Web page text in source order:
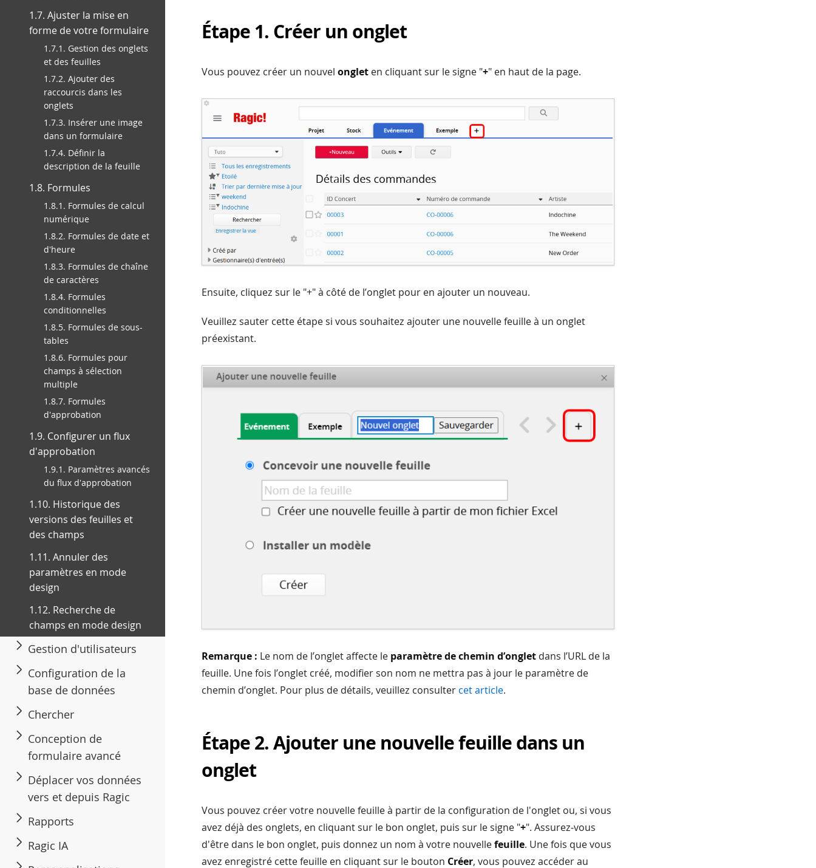
1.7. Ajuster la mise en
forme de votre formulaire
1.7.1. Gestion des onglets
et des feuilles
1.7.2. Ajouter des
raccourcis dans les
onglets
1.7.3. Insérer une image
dans un formulaire
1.7.4. Définir la
description de la feuille
1.8. Formules
1.8.1. Formules de calcul
numérique
1.8.2. Formules de date et
d'heure
1.8.3. Formules de chaîne
de caractères
1.8.4. Formules
conditionnelles
1.8.5. Formules de sous-
tables
1.8.6. Formules pour
champs à sélection
multiple
1.8.7. Formules
d'approbation
1.9. Configurer un flux
d'approbation
1.9.1. Paramètres avancés
du flux d'approbation
1.10. Historique des
versions des feuilles et
des champs
1.11. Annuler des
paramètres en mode
design
1.12. Recherche de
champs en mode design
Gestion d'utilisateurs
Configuration de la
base de données
Chercher
Conception de
formulaire avancé
Déplacer vos données
vers et depuis Ragic
Rapports
Ragic IA
Étape 1. Créer un onglet
Vous pouvez créer un nouvel onglet en cliquant sur le signe "+" en haut de la page.
Ensuite, cliquez sur le "+" à côté de l’onglet pour en ajouter un nouveau.
Veuillez sauter cette étape si vous souhaitez ajouter une nouvelle feuille à un onglet
préexistant.
Remarque : Le nom de l’onglet affecte le paramètre de chemin d’onglet dans l’URL de la
feuille. Une fois l’onglet créé, modifier son nom ne mettra pas à jour le paramètre de
chemin d’onglet. Pour plus de détails, veuillez consulter cet article.
Étape 2. Ajouter une nouvelle feuille dans un
onglet
Vous pouvez créer votre nouvelle feuille à partir de la configuration de l'onglet ou, si vous
avez déjà des onglets, en cliquant sur le bon onglet, puis sur le signe "+". Assurez-vous
d'être dans le bon onglet, puis donnez un nom à votre nouvellefeuille. Une fois que vous
avez enregistré cette feuille en cliquant sur le bouton Créer, vous pouvez accéder au